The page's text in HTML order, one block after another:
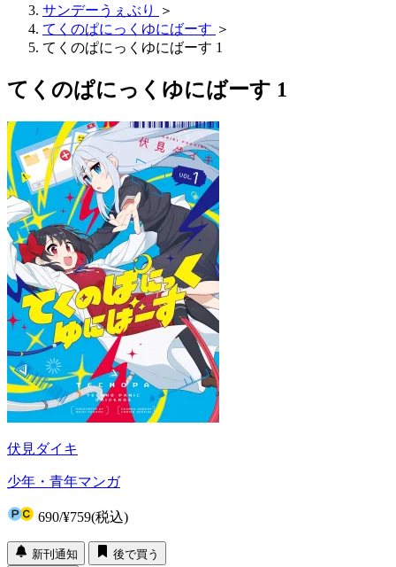
サンデーうぇぶり
＞
てくのぱにっくゆにばーす ＞
てくのぱにっくゆにばーす 1
てくのぱにっくゆにばーす 1
伏見ダイキ
少年・青年マンガ
690/¥759(税込)
新刊通知
後で買う